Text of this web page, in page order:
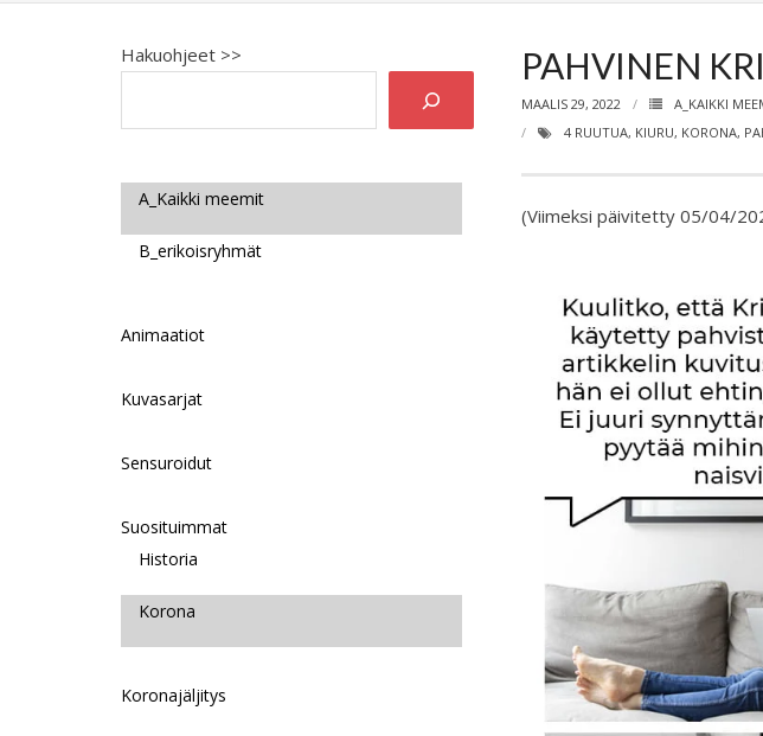
PAHVINEN
MAALIS 29, 2022 A_KAIKKI
4 RUUTUA, KIURU, KORONA,
(Viimeksi päivitetty 05/04/
Hakuohjeet >>
A_Kaikki meemit
B_erikoisryhmät
Animaatiot
Kuvasarjat
Sensuroidut
Suosituimmat
Historia
Korona
Koronajäljitys